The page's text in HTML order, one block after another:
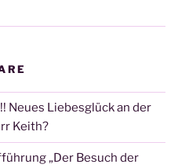
Neues Liebesglück an der
Keith?
„Der Besuch der